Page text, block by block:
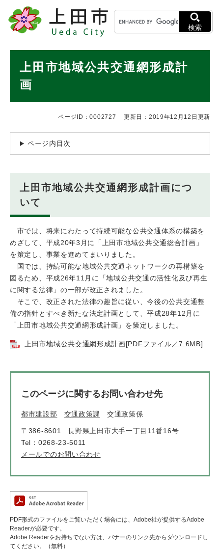
メニューを飛ばして本文へ
キ
ー
ワ
検
検索
上田市地域公共交通網形成計
画
ページID：0002727 更新日：2019年12月12日更新
ページ内目次
上田市地域公共交通網形成計画につ
いて
市では、将来にわたって持続可能な公共交通体系の構築を
めざして、平成20年3月に「上田市地域公共交通総合計画」
を策定し、事業を進めてまいりました。
国では、持続可能な地域公共交通ネットワークの再構築を
図るため、平成26年11月に「地域公共交通の活性化及び再生
に関する法律」の一部が改正されました。
そこで、改正された法律の趣旨に従い、今後の公共交通整
備の指針とすべき新たな法定計画として、平成28年12月に
「上田市地域公共交通網形成計画」を策定しました。
上田市地域公共交通網形成計画[PDFファイル／7.6MB]
このページに関するお問い合わせ先
都市建設部 交通政策課 交通政策係
〒386-8601
長野県上田市大手一丁目11番16号
Tel：0268-23-5011
メールでのお問い合わせ
PDF形式のファイルをご覧いただく場合には、Adobe社が提供するAdobe
Readerが必要です。
Adobe Readerをお持ちでない方は、バナーのリンク先からダウンロードし
てください。（無料）